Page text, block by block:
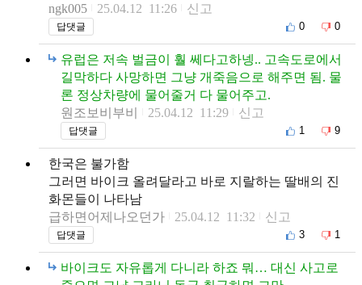
ngk005
25.04.12 11:26 신고
답댓글 0 0
유럽은 저속 벌금이 훨 쎄다고하넹.. 고속도로에서
길막하다 사망하면 그냥 개죽음으로 해주면 됨. 물
론 정상차량에 물어줄거 다 물어주고.
원조보비부비
25.04.12 11:29 신고
답댓글 1 9
한국은 불가함
그러면 바이크 올려달라고 바로 지랄하는 딸배의 진
화몬들이 나타남
급하면어제나오던가
25.04.12 11:32 신고
답댓글 3 1
바이크도 자유롭게 다니라 하죠 뭐… 대신 사고로